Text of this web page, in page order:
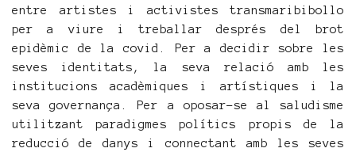
entre artistes i activistes transmaribibollo
per a viure i treballar després del brot
epidèmic de la covid. Per a decidir sobre les
seves identitats, la seva relació amb les
institucions acadèmiques i artístiques i la
seva governança. Per a oposar-se al saludisme
utilitzant paradigmes polítics propis de la
reducció de danys i connectant amb les seves